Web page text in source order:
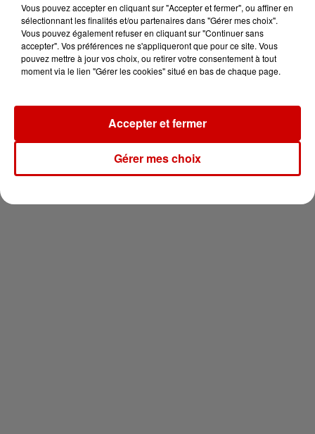
Le Duel - Gagnez votre balade
en jet ski !
Newsletter
Vous pouvez accepter en cliquant sur "Accepter et fermer", ou affiner en
sélectionnant les finalités et/ou partenaires dans "Gérer mes choix".
Vous pouvez également refuser en cliquant sur "Continuer sans
accepter". Vos préférences ne s'appliqueront que pour ce site. Vous
pouvez mettre à jour vos choix, ou retirer votre consentement à tout
moment via le lien "Gérer les cookies" situé en bas de chaque page.
Gérer mes choix
Accepter et fermer